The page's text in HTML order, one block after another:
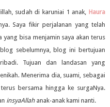
sudah di karuniai 1 anak, Haura
Saya fikir perjalanan yang telah
bisa menjamin saya akan terus
sebelumnya, blog ini bertujuan
Tujuan dan landasan yang
Menerima dia, suami, sebagai
bersama hingga ke surgaNya.
insyaAllah anak-anak kami nanti.